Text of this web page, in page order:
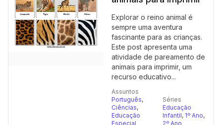
Explorar o reino animal é
sempre uma aventura
fascinante para as crianças.
Este post apresenta uma
atividade de pareamento de
animais para imprimir, um
recurso educativo...
Assuntos
Português,
Ciências,
Educação
Especial
Séries
Educação
Infantil, 1º Ano,
2º Ano